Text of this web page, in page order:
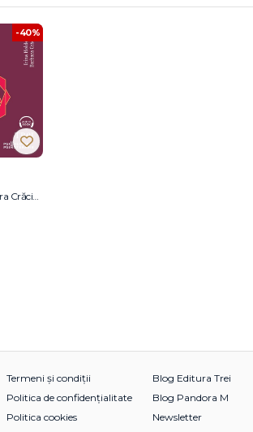
-40%
Irina Holdevici, Barbara Crăciun
Termeni și condiții
Politica de confidențialitate
Politica cookies
Blog Editura Trei
Blog Pandora M
Newsletter